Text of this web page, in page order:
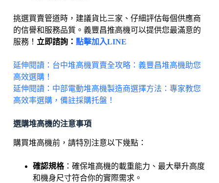
挑選買賣管道時，建議貨比三家、仔細評估每個供應商
的信譽和服務品質。義豐昌推高機可以提供您最滿意的
服務！ 立即諮詢： 點擊加入LINE
延伸閱讀：台中堆高機買賣全攻略：義豐昌堆高機助您
高效選購！
延伸閱讀：中部電動堆高機製造商選擇方法：專家教您
高效率選購，備註採購托盤！
選購堆高機的注意事項
購買堆高機前，請特別注意以下幾點：
確認規格：確保堆高機的載重能力、最大舉升高度
和機身尺寸符合你的實際需求。